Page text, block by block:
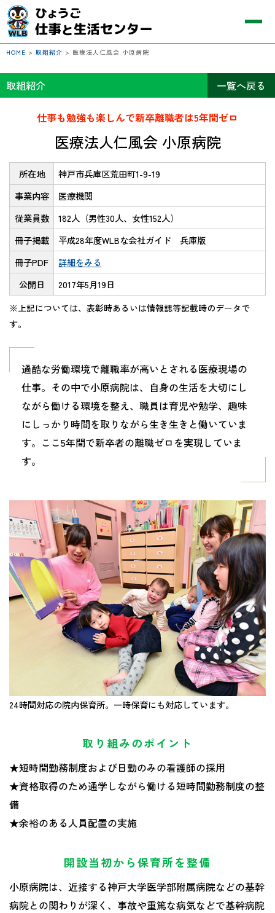
HOME > 取組紹介 > 医療法人仁風会 小原病院
取組紹介 一覧へ戻る
仕事も勉強も楽しんで新卒離職者は5年間ゼロ
医療法人仁風会 小原病院
所在地
神戸市兵庫区荒田町1-9-19
事業内容
医療機関
従業員数
182人（男性30人、女性152人）
冊子掲載
平成28年度WLBな会社ガイド 兵庫版
冊子PDF
詳細をみる
公開日
2017年5月19日
※上記については、表彰時あるいは情報誌等記載時のデータで
す。
過酷な労働環境で離職率が高いとされる医療現場の
仕事。その中で小原病院は、自身の生活を大切にし
ながら働ける環境を整え、職員は育児や勉学、趣味
にしっかり時間を取りながら生き生きと働いていま
す。ここ5年間で新卒者の離職ゼロを実現していま
す。
24時間対応の院内保育所。一時保育にも対応しています。
取り組みのポイント
★短時間勤務制度および日勤のみの看護師の採用
★資格取得のため通学しながら働ける短時間勤務制度の整
備
★余裕のある人員配置の実施
開設当初から保育所を整備
小原病院は、近接する神戸大学医学部附属病院などの基幹
病院との関わりが深く、事故や重篤な病気などで基幹病院